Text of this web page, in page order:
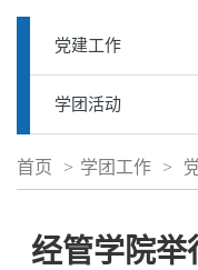
党建工作
学团活动
首页 > 学团工作 >
经管学院举